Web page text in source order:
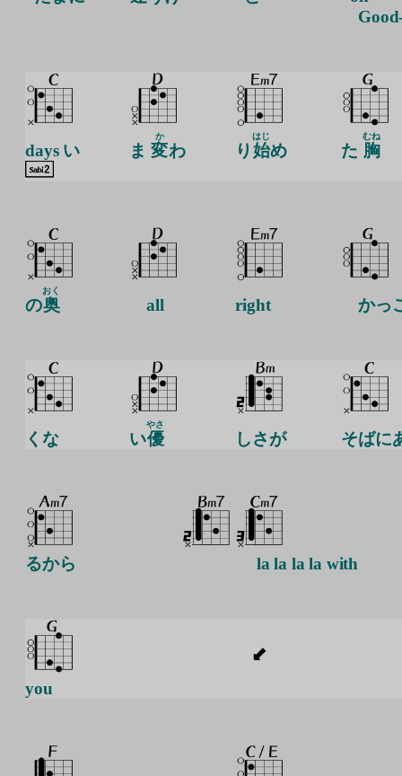
days い ま変
か
わ り 始
はじ
め た 胸
むね
の奥
おく
all right かっ
くな い優
やさ
しさが そばに
るから la la la la with
you